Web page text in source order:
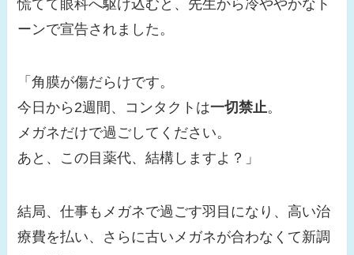
慌てて眼科へ駆け込むと、先生から冷ややかなト
ーンで宣告されました。
「角膜が傷だらけです。
今日から2週間、コンタクトは一切禁止。
メガネだけで過ごしてください。
あと、この目薬代、結構しますよ？」
結局、仕事もメガネで過ごす羽目になり、高い治
療費を払い、さらに古いメガネが合わなくて新調